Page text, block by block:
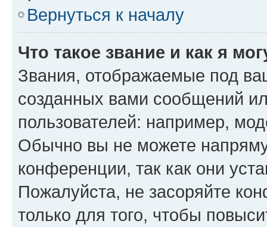
Вернуться к началу
Что такое звание и как я
Звания, отображаемые под
созданных вами сообщений
пользователей: например,
Обычно вы не можете
конференции, так как они
Пожалуйста, не засоряйте
только для того, чтобы